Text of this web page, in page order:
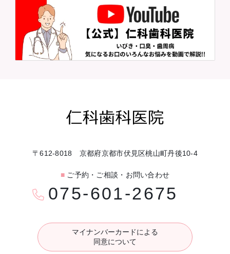
〒612-8018 京都府京都市伏見区桃山町丹後10-4
■ ご予約・ご相談・お問い合わせ
075-601-2675
マイナンバーカードによる
同意について